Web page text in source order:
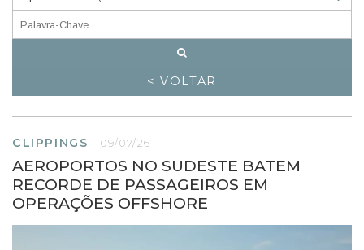
< VOLTAR
CLIPPINGS -09/07/26
AEROPORTOS NO SUDESTE BATEM
RECORDE DE PASSAGEIROS EM
OPERAÇÕES OFFSHORE